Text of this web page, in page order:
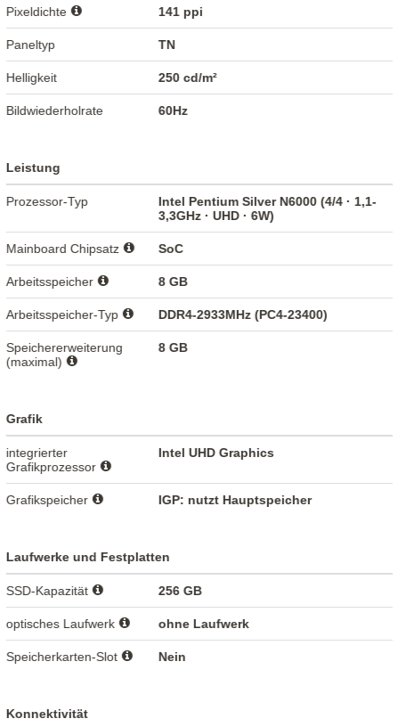
Pixeldichte 141 ppi
Paneltyp TN
Helligkeit 250 cd/m²
Bildwiederholrate 60Hz
Leistung
Prozessor-Typ
Intel Pentium Silver N6000 (4/4 · 1,1-
3,3GHz · UHD · 6W)
Mainboard Chipsatz SoC
Arbeitsspeicher 8 GB
Arbeitsspeicher-Typ DDR4-2933MHz (PC4-23400)
Speichererweiterung
(maximal)
8 GB
Grafik
integrierter
Grafikprozessor
Intel UHD Graphics
Grafikspeicher IGP: nutzt Hauptspeicher
Laufwerke und Festplatten
SSD-Kapazität 256 GB
optisches Laufwerk ohne Laufwerk
Speicherkarten-Slot Nein
Konnektivität